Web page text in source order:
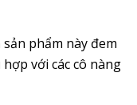
phẩm này đem
với các cô nàng